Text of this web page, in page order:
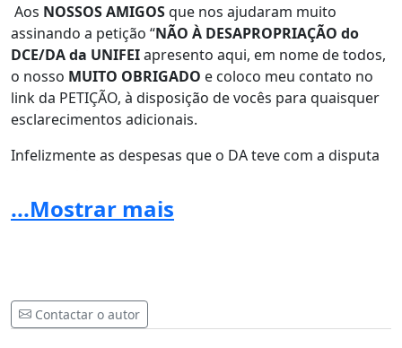
Aos NOSSOS AMIGOSque nos ajudaram muito
assinando a petição “NÃO À DESAPROPRIAÇÃO do
DCE/DA da UNIFEIapresento aqui, em nome de todos,
o nosso MUITO OBRIGADO e coloco meu contato no
link da PETIÇÃO, à disposição de vocês para quaisquer
esclarecimentos adicionais.
Infelizmente as despesas que o DA teve com a disputa
Justiça, e, provavelmente, voltaremos à presença de
vocês para nos ajudar com uma segunda Vakinha para
Cultural, acessem os links abaixo:
https://www.instagram.com/dceunifei?
...Mostrar mais
Contactar o autor